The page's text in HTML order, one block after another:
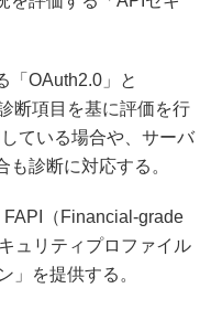
「OAuth2.0」と
断項目を基に評価を行
ている場合や、サーバ
診断に対応する。
（Financial-grade
ュリティプロファイル
」を提供する。